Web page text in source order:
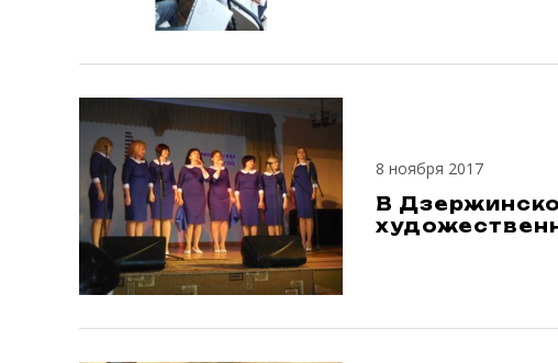
8 ноября 2017
В